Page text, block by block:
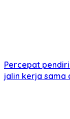
Percepat
jalin kerja sama